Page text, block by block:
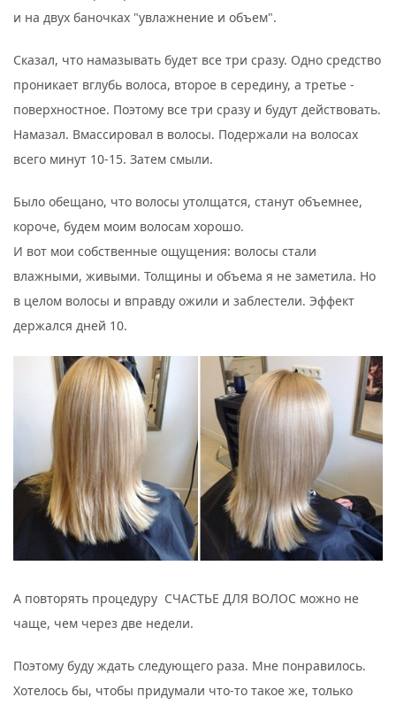
и на двух баночках "увлажнение и объем".
Сказал, что намазывать будет все три сразу. Одно средство
проникает вглубь волоса, второе в середину, а третье -
поверхностное. Поэтому все три сразу и будут действовать.
Намазал. Вмассировал в волосы. Подержали на волосах
всего минут 10-15. Затем смыли.
Было обещано, что волосы утолщатся, станут объемнее,
короче, будем моим волосам хорошо.
И вот мои собственные ощущения: волосы стали
влажными, живыми. Толщины и объема я не заметила. Но
в целом волосы и вправду ожили и заблестели. Эффект
держался дней 10.
А повторять процедуру СЧАСТЬЕ ДЛЯ ВОЛОС можно не
чаще, чем через две недели.
Поэтому буду ждать следующего раза. Мне понравилось.
Хотелось бы, чтобы придумали что-то такое же, только